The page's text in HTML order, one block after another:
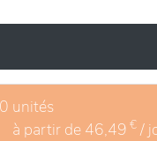
font un lieu idéal
unités
à partir de 46,49 € /